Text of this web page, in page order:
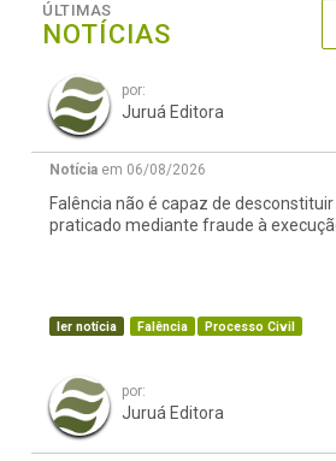
ÚLTIMAS
NOTÍCIAS
por:
Juruá Editora
Notícia em 06/08/2026
Falência não é capaz de
praticado mediante fraude à
ler notícia Falência Processo Civil
por:
Juruá Editora